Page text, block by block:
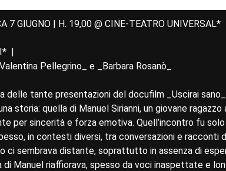
7 GIUGNO | H. 19,00 @ CINE-TEATRO UNIVERSAL*
|
Pellegrino_ e _Barbara Rosanò_
delle tante presentazioni del docufilm _Uscirai
storia: quella di Manuel Sirianni, un giovane
per sincerità e forza emotiva. Quell’incontro fu
in contesti diversi, tra conversazioni e racconti
ci sembrava distante, soprattutto in assenza di
di Manuel riaffiorava, spesso da voci inaspettate e